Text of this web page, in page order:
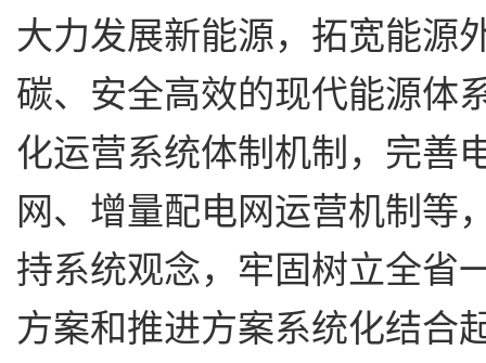
大力发展新能源，拓宽能源
碳、安全高效的现代能源体
化运营系统体制机制，完善
网、增量配电网运营机制等
持系统观念，牢固树立全省
方案和推进方案系统化结合